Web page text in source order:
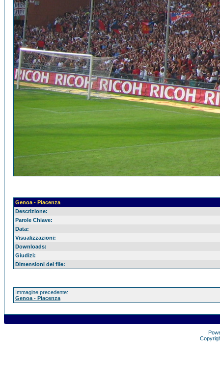
Genoa - Piacenza
Descrizione:
Parole Chiave:
Data:
Visualizzazioni:
Downloads:
Giudizi:
Dimensioni del file:
Immagine precedente:
Genoa - Piacenza